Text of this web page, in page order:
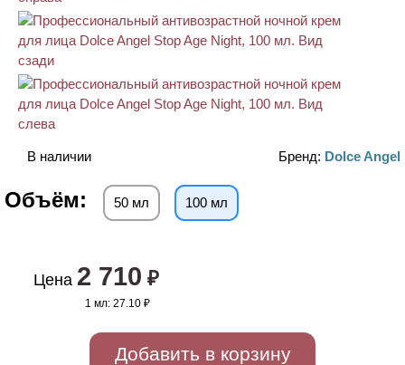
В наличии Бренд: Dolce Angel
Объём: 50 мл 100 мл
Цена 2 710 ₽
1 мл:27.10 ₽
Добавить в корзину